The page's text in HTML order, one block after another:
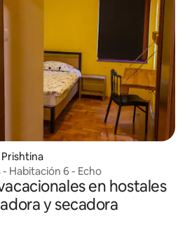
Habitación 6 - Echo
en hostales
y secadora